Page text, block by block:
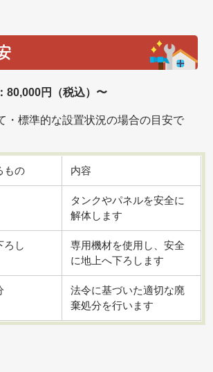
80,000円（税込）〜
・標準的な設置状況の場合の目安で
もの 内容
タンクやパネルを安全に
解体します
ろし 専用機材を使用し、安全
に地上へ下ろします
法令に基づいた適切な廃
棄処分を行います